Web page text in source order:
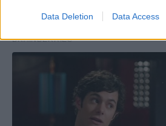
Data Deletion Data Access